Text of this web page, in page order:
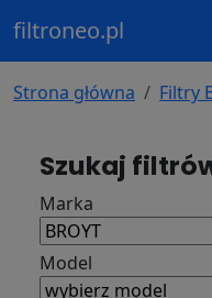
filtroneo.pl
Strona główna Filtry
Szukaj
Marka
Model